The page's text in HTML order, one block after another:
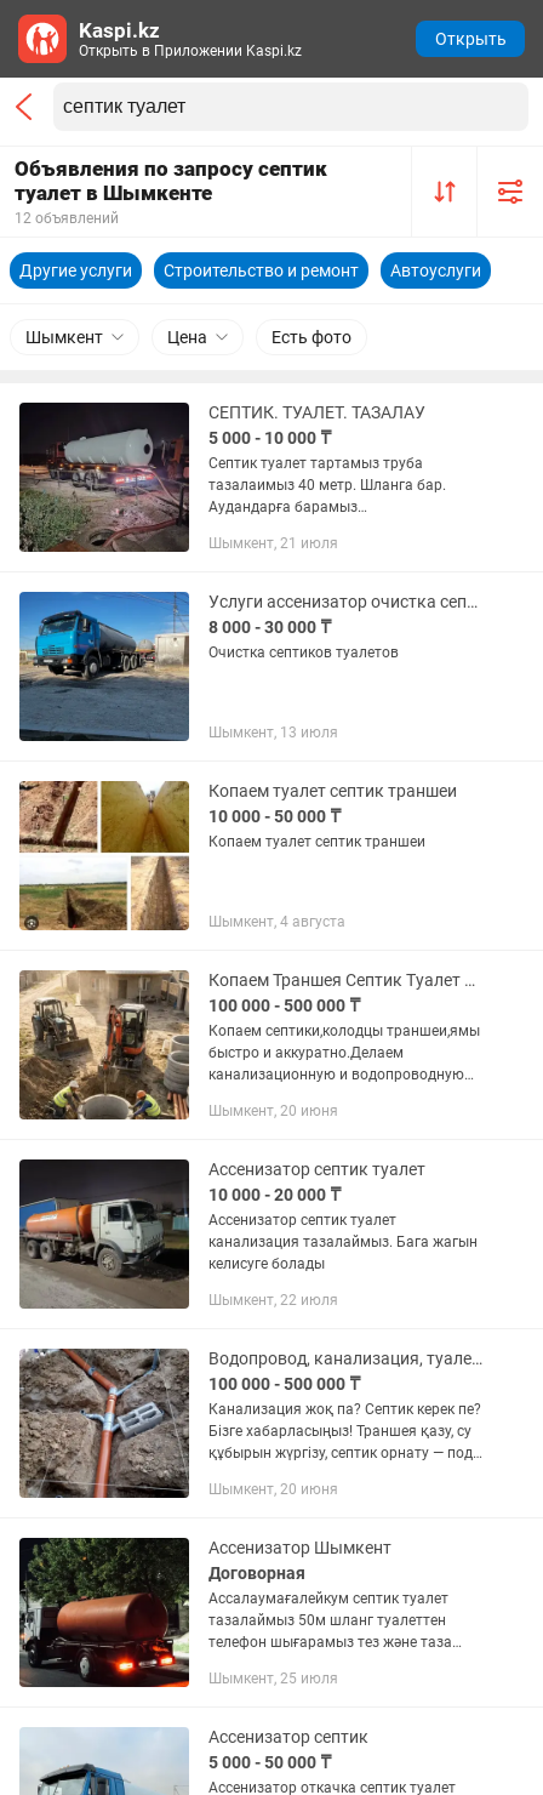
Объявления по запросу септик
туалет в Шымкенте
12 объявлений
Другие услуги Строительство и ремонт Автоуслуги
Шымкент Цена Есть фото
СЕПТИК. ТУАЛЕТ. ТАЗАЛАУ
5 000 - 10 000 ₸
Септик туалет тартамыз труба
тазалаимыз 40 метр. Шланга бар.
Аудандарға барамыз
Шымкент, 21 июля
Услуги ассенизатор очистка септик туалетов
8 000 - 30 000 ₸
Очистка септиков туалетов
Шымкент, 13 июля
Копаем туалет септик траншеи
10 000 - 50 000 ₸
Копаем туалет септик траншеи
Шымкент, 4 августа
Копаем Траншея Септик Туалет Ставим Кольца Бассейн Услуги Экскаватор!
100 000 - 500 000 ₸
Копаем септики,колодцы траншеи,ямы
быстро и аккуратно.Делаем
канализационную и водопроводную
кабель,замена труб, установка
Шымкент, 20 июня
Ассенизатор септик туалет
10 000 - 20 000 ₸
Ассенизатор септик туалет
канализация тазалаймыз. Бага жагын
келисуге болады
Шымкент, 22 июля
Водопровод, канализация, туалет, септик под ключ
100 000 - 500 000 ₸
Канализация жоқ па? Септик керек пе?
Бізге хабарласыңыз! Траншея қазу, су
құбырын жүргізу, септик орнату — под
сапамен жұмыс жасаймыз. Бағасы
Шымкент, 20 июня
Ассенизатор Шымкент
Договорная
Ассалаумағалейкум септик туалет
тазалаймыз 50м шланг туалеттен
телефон шығарамыз тез және таза
Очистка туалет, септик быстро и
Туалет,...
Шымкент, 25 июля
Ассенизатор септик
5 000 - 50 000 ₸
Ассенизатор откачка септик туалет
Kaspi.kz
Открыть в Приложении Kaspi.kz
Открыть